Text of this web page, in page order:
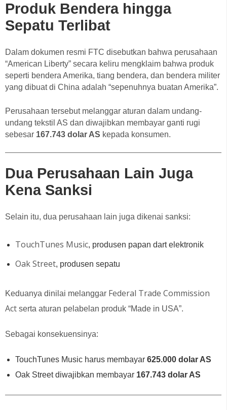
Produk Bendera hingga
Sepatu Terlibat
Dalam dokumen resmi FTC disebutkan bahwa perusahaan
“American Liberty” secara keliru mengklaim bahwa produk
seperti bendera Amerika, tiang bendera, dan bendera militer
yang dibuat di China adalah “sepenuhnya buatan Amerika”.
Perusahaan tersebut melanggar aturan dalam undang-
undang tekstil AS dan diwajibkan membayar ganti rugi
sebesar 167.743 dolar AS kepada konsumen.
Dua Perusahaan Lain Juga
Kena Sanksi
Selain itu, dua perusahaan lain juga dikenai sanksi:
TouchTunes Music, produsen papan dart elektronik
Oak Street, produsen sepatu
Keduanya dinilai melanggar Federal Trade Commission
Act serta aturan pelabelan produk “Made in USA”.
Sebagai konsekuensinya:
TouchTunes Music harus membayar 625.000 dolar AS
Oak Street diwajibkan membayar 167.743 dolar AS